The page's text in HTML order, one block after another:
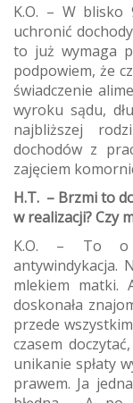
K.O. – W blisko
uchronić
to już wymaga
podpowiem, że
świadczenie
wyroku sądu,
najbliższej
dochodów z
zajęciem
H.T. – Brzmi to
w realizacji? Czy
K.O. – To o
antywindykacja.
mlekiem matki.
doskonała
przede
czasem
unikanie spłaty
prawem. Ja